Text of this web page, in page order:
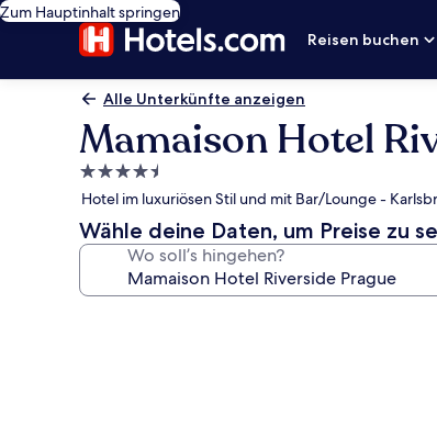
Zum Hauptinhalt springen
Reisen buchen
Alle Unterkünfte anzeigen
Mamaison Hotel
4.5-
Sterne-
Unterkunft
Hotel im luxuriösen Stil und mit Bar/Lounge -
Wähle deine Daten, um Preise zu
Wo soll’s hingehen?